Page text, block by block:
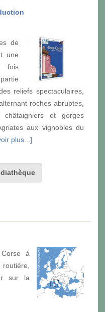
de
une
fois
reliefs spectaculaires,
roches abruptes,
châtaigniers et gorges
aux vignobles du
plus...]
à
sur la